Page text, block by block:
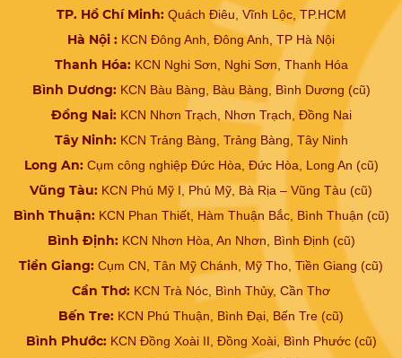
TP. Hồ Chí Minh:Quách Điêu, Vĩnh Lộc, TP.HCM
Hà Nội : KCN Đông Anh, Đông Anh, TP Hà Nội
Thanh Hóa:KCN Nghi Sơn, Nghi Sơn, Thanh Hóa
Bình Dương:KCN Bàu Bàng, Bàu Bàng, Bình Dương (cũ)
Đồng Nai: KCN Nhơn Trạch, Nhơn Trạch, Đồng Nai
Tây Ninh: KCN Trảng Bàng, Trảng Bàng, Tây Ninh
Long An: Cụm công nghiệp Đức Hòa, Đức Hòa, Long An (cũ)
Vũng Tàu: KCN Phú Mỹ I, Phú Mỹ, Bà Rịa – Vũng Tàu (cũ)
Bình Thuận:KCN Phan Thiết, Hàm Thuận Bắc, Bình Thuận (cũ)
Bình Định: KCN Nhơn Hòa, An Nhơn, Bình Định (cũ)
Tiền Giang: Cụm CN, Tân Mỹ Chánh, Mỹ Tho, Tiền Giang (cũ)
Cần Thơ: KCN Trà Nóc, Bình Thủy, Cần Thơ
Bến Tre: KCN Phú Thuận, Bình Đại, Bến Tre (cũ)
Bình Phước: KCN Đồng Xoài II, Đồng Xoài, Bình Phước (cũ)